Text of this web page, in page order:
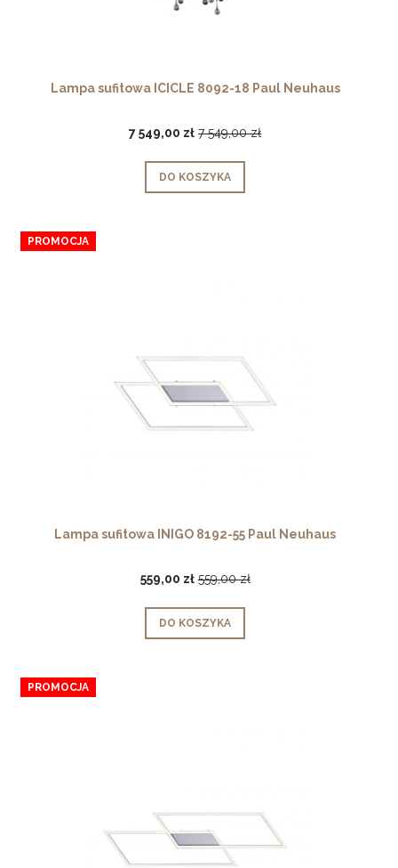
Lampa sufitowa ICICLE 8092-18 Paul Neuhaus
7 549,00 zł 7 549,00 zł
DO KOSZYKA
Lampa sufitowa INIGO 8192-55 Paul Neuhaus
559,00 zł 559,00 zł
DO KOSZYKA
PROMOCJA
PROMOCJA